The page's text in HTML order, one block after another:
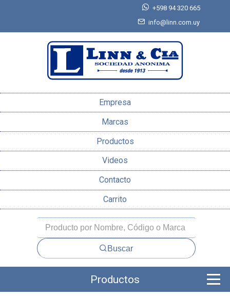
+598 94 320 665
info@linn.com.uy
Empresa
Marcas
Productos
Videos
Contacto
Carrito
Buscar
Productos